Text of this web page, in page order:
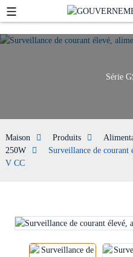
Série
Maison Produits
250W
Surveillance de
V CC